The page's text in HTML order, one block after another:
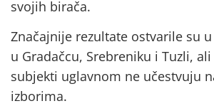
svojih birača.
Značajnije rezultate ostvarile su
u Gradačcu, Srebreniku i Tuzli,
subjekti uglavnom ne učestvuju
izborima.